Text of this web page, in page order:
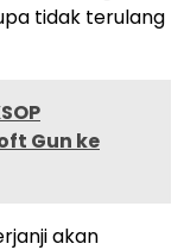
tidak terulang
Gun ke
akan